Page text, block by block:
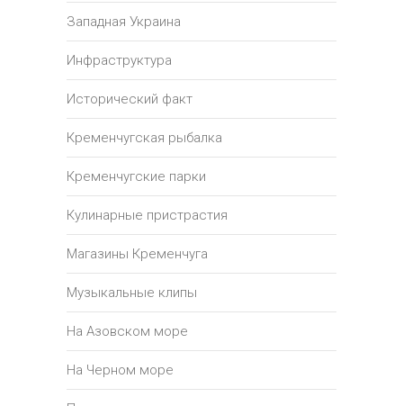
Западная Украина
Инфраструктура
Исторический факт
Кременчугская рыбалка
Кременчугские парки
Кулинарные пристрастия
Магазины Кременчуга
Музыкальные клипы
На Азовском море
На Черном море